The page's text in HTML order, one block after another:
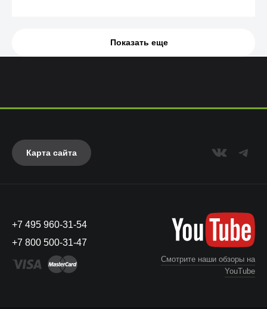
Показать еще
Карта сайта
+7 495 960-31-54
+7 800 500-31-47
Смотрите наши обзоры на
YouTube